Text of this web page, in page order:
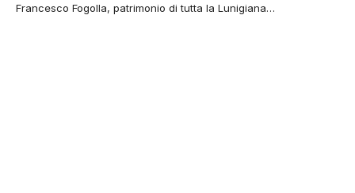
Francesco Fogolla, patrimonio di tutta la Lunigiana…